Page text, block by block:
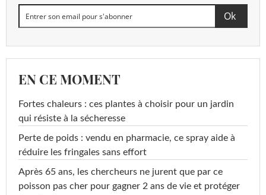
EN CE MOMENT
Fortes chaleurs : ces plantes à choisir pour un jardin
qui résiste à la sécheresse
Perte de poids : vendu en pharmacie, ce spray aide à
réduire les fringales sans effort
Après 65 ans, les chercheurs ne jurent que par ce
poisson pas cher pour gagner 2 ans de vie et protéger